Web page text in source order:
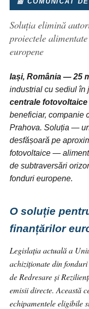
Soluția elimină
proiectele
europene
Iași, România — 25
industrial cu sediul în
centrale
beneficiar, companie
Prahova. Soluția —
desfășoară pe
fotovoltaice —
de subtraversări
fonduri europene.
O soluție
finanțărilor
Legislația actuală a
achiziționate din
de Redresare și
emisii directe. Această
echipamentele eligibile